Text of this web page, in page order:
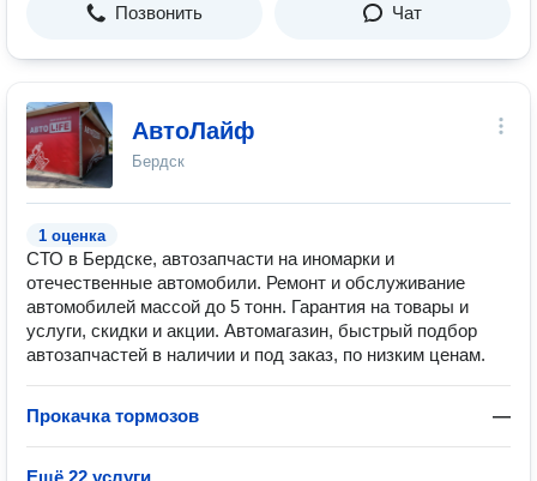
Позвонить Чат
АвтоЛайф
Бердск
1 оценка
СТО в Бердске, автозапчасти на иномарки и
отечественные автомобили. Ремонт и обслуживание
автомобилей массой до 5 тонн. Гарантия на товары и
услуги, скидки и акции. Автомагазин, быстрый подбор
автозапчастей в наличии и под заказ, по низким ценам.
Прокачка тормозов —
Ещё 22 услуги